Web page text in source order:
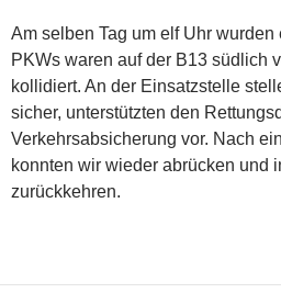
Am selben Tag um elf Uhr
PKWs waren auf der B13 südlich
kollidiert. An der Einsatzstelle
sicher, unterstützten den
Verkehrsabsicherung vor. Nach
konnten wir wieder abrücken und
zurückkehren.